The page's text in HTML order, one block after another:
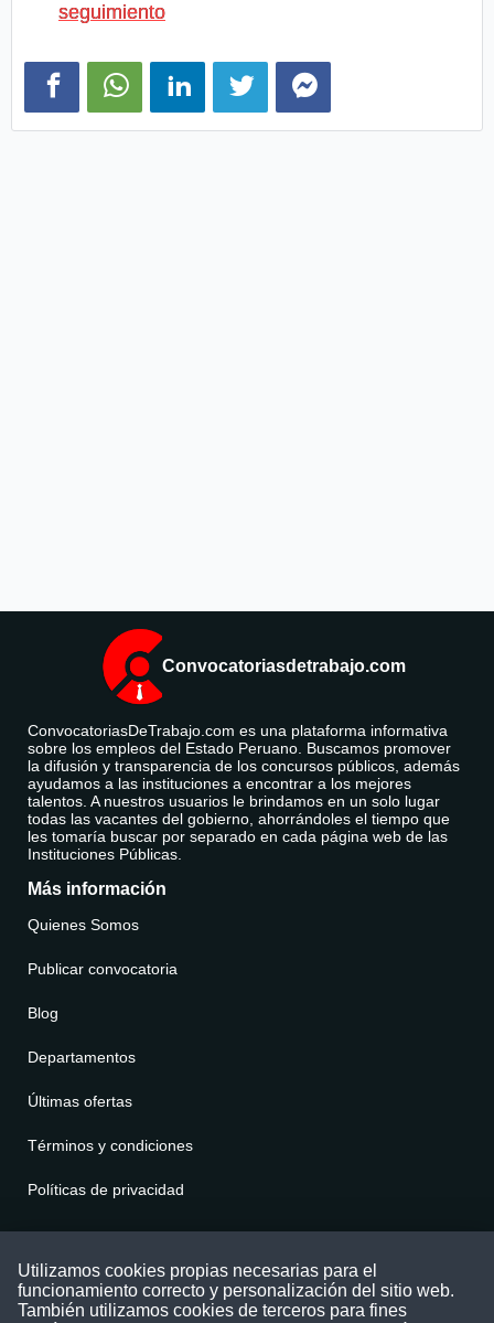
seguimiento
Convocatoriasdetrabajo.com
ConvocatoriasDeTrabajo.com es una plataforma informativa
sobre los empleos del Estado Peruano. Buscamos promover
la difusión y transparencia de los concursos públicos, además
ayudamos a las instituciones a encontrar a los mejores
talentos. A nuestros usuarios le brindamos en un solo lugar
todas las vacantes del gobierno, ahorrándoles el tiempo que
les tomaría buscar por separado en cada página web de las
Instituciones Públicas.
Más información
Quienes Somos
Publicar convocatoria
Blog
Departamentos
Últimas ofertas
Términos y condiciones
Políticas de privacidad
Puede comunicarse con nosotros a través
nuestras redes sociales o del correo:
Utilizamos cookies propias necesarias para el
funcionamiento correcto y personalización del sitio web.
También utilizamos cookies de terceros para fines